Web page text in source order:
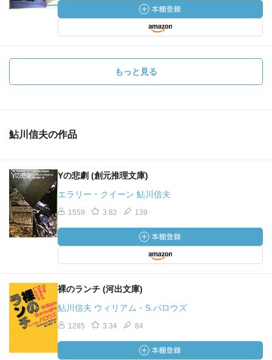
もっと見る
鮎川信夫の作品
Yの悲劇 (創元推理文庫)
エラリー・クイーン 鮎川信夫
1559 3.82 139
裸のランチ (河出文庫)
鮎川信夫 ウィリアム・S.バロウズ
1285 3.34 84